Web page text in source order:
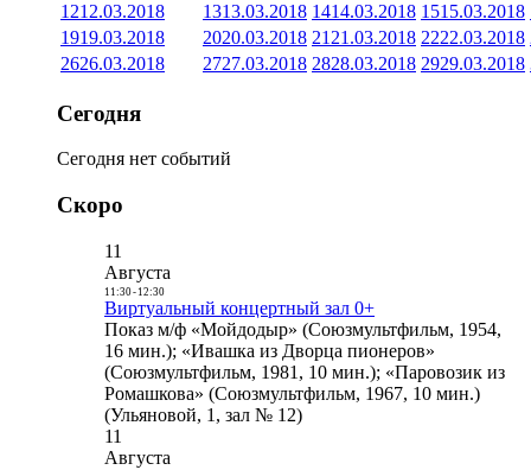
1212.03.2018 1313.03.2018 1414.03.2018 1515.03.2018
1919.03.2018 2020.03.2018 21 21.03.2018 2222.03.2018
2626.03.2018 2727.03.2018 2828.03.2018 2929.03.2018
Сегодня
Сегодня нет событий
Скоро
11
Августа
11:30- 12:30
Виртуальный концертный зал 0+
Показ м/ф «Мойдодыр» (Союзмультфильм, 1954,
16 мин.); «Ивашка из Дворца пионеров»
(Союзмультфильм, 1981, 10 мин.); «Паровозик из
Ромашкова» (Союзмультфильм, 1967, 10 мин.)
(Ульяновой, 1, зал № 12)
11
Августа